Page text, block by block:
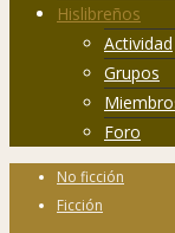
Hislibreños
Actividad
Grupos
Foro
No ficción
Ficción